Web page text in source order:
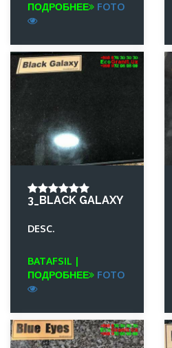
ПОДРОБНЕЕ
FOTO
3_BLACK GALAXY
DESC.
BATAFSIL |
ПОДРОБНЕЕ
FOTO